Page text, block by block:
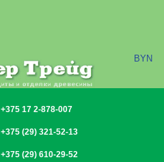
BYN
+375 17 2-878-007
+375 (29) 321-52-13
+375 (29) 610-29-52